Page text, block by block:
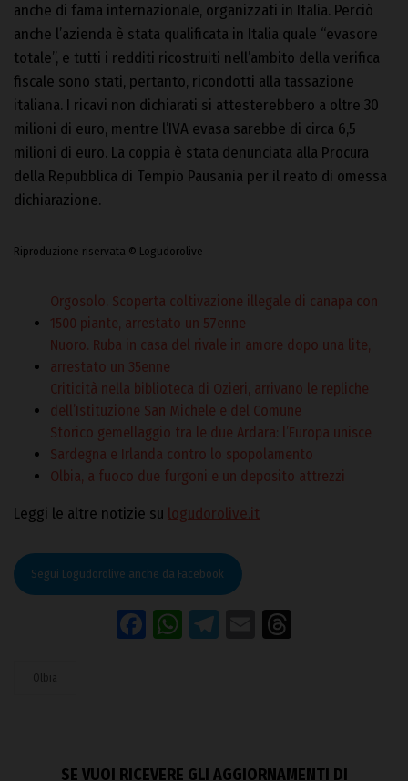
anche di fama internazionale, organizzati in Italia. Perciò
anche l’azienda è stata qualificata in Italia quale “evasore
totale”, e tutti i redditi ricostruiti nell’ambito della verifica
fiscale sono stati, pertanto, ricondotti alla tassazione
italiana. I ricavi non dichiarati si attesterebbero a oltre 30
milioni di euro, mentre l’IVA evasa sarebbe di circa 6,5
milioni di euro. La coppia è stata denunciata alla Procura
della Repubblica di Tempio Pausania per il reato di omessa
dichiarazione.
Riproduzione riservata © Logudorolive
Orgosolo. Scoperta coltivazione illegale di canapa con
1500 piante, arrestato un 57enne
Nuoro. Ruba in casa del rivale in amore dopo una lite,
arrestato un 35enne
Criticità nella biblioteca di Ozieri, arrivano le repliche
dell’Istituzione San Michele e del Comune
Storico gemellaggio tra le due Ardara: l’Europa unisce
Sardegna e Irlanda contro lo spopolamento
Olbia, a fuoco due furgoni e un deposito attrezzi
Leggi le altre notizie su logudorolive.it
Segui Logudorolive anche da Facebook
Facebook
WhatsApp
Telegram
Email
Olbia
SE VUOI RICEVERE GLI AGGIORNAMENTI DI